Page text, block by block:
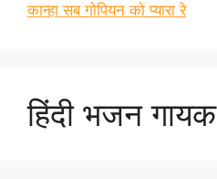
कान्हा सब गोपियन को प्यारा रे
हिंदी भजन गायक